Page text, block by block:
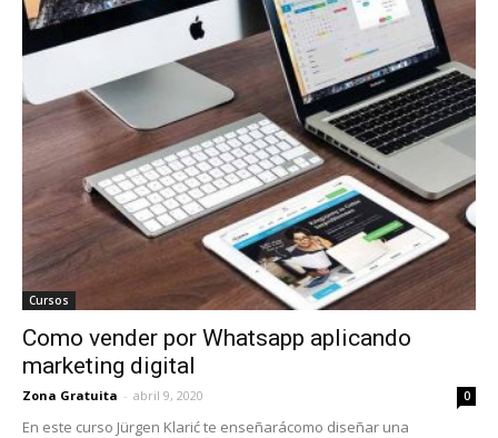
Cursos
Como vender por Whatsapp aplicando
marketing digital
Zona Gratuita - abril 9, 2020 0
En este curso Jürgen Klarić te enseñarácomo diseñar una